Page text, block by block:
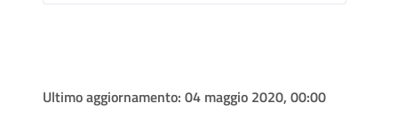
Ultimo aggiornamento: 04 maggio 2020, 00:00